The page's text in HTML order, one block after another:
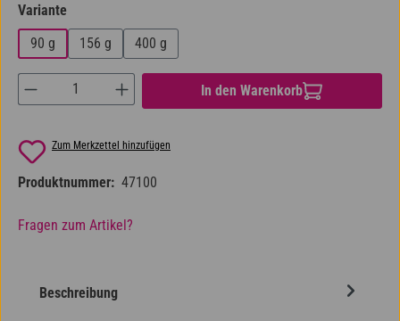
Variante
90 g
156 g 400 g
Produkt Anzahl: Gib den gewünschten Wert
In den Warenkorb
Zum Merkzettel hinzufügen
Produktnummer: 47100
Fragen zum Artikel?
Beschreibung